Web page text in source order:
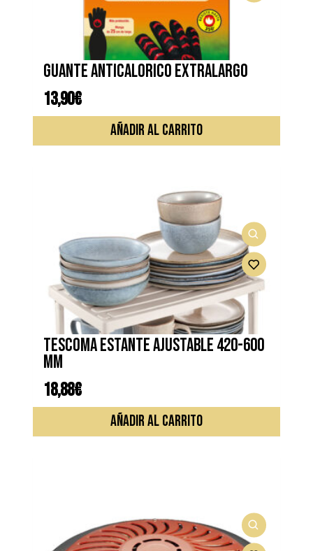
Guante anticalorico extralargo
13,90€
AÑADIR AL CARRITO
TESCOMA ESTANTE AJUSTABLE 420-600
mm
18,88€
AÑADIR AL CARRITO